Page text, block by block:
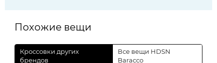
Похожие вещи
Кроссовки других
брендов
Все вещи HDSN
Baracco